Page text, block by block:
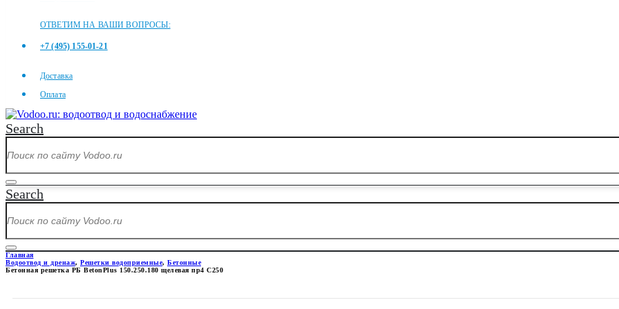
ОТВЕТИМ НА ВАШИ ВОПРОСЫ:
+7 (495) 155-01-21
Доставка
Оплата
Search
Search
Главная
Водоотвод и дренаж, Решетки водоприемные, Бетонные
Бетонная решетка РБ BetonPlus 150.250.180 щелевая пр4 С250